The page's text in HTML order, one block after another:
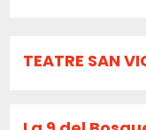
TEATRE SAN